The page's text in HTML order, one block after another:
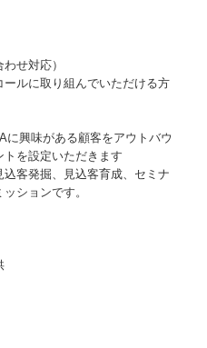
せ対応）
ルに取り組んでいただける方
に興味がある顧客をアウトバウ
を設定いただきます
客発掘、見込客育成、セミナ
ションです。